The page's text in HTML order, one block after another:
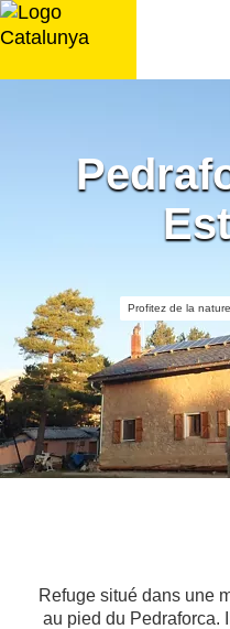
Aller
au
Profitez de la nature
Refuge situé dans une
au pied du Pedraforca.